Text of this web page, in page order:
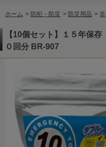
ホーム > 防犯・防災 > 防災用品 >
【10個セット】１５年保
０回分 BR-907